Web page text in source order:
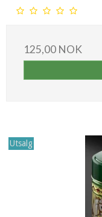
125,00 NOK
Utsalg